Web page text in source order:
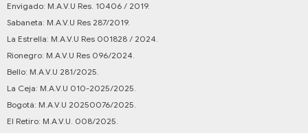
Envigado: M.A.V.U Res. 10406 / 2019.
Sabaneta: M.A.V.U Res 287/2019.
La Estrella: M.A.V.U Res 001828 / 2024.
Rionegro: M.A.V.U Res 096/2024.
Bello: M.A.V.U 281/2025.
La Ceja: M.A.V.U 010-2025/2025.
Bogotá: M.A.V.U 20250076/2025.
El Retiro: M.A.V.U. 008/2025.